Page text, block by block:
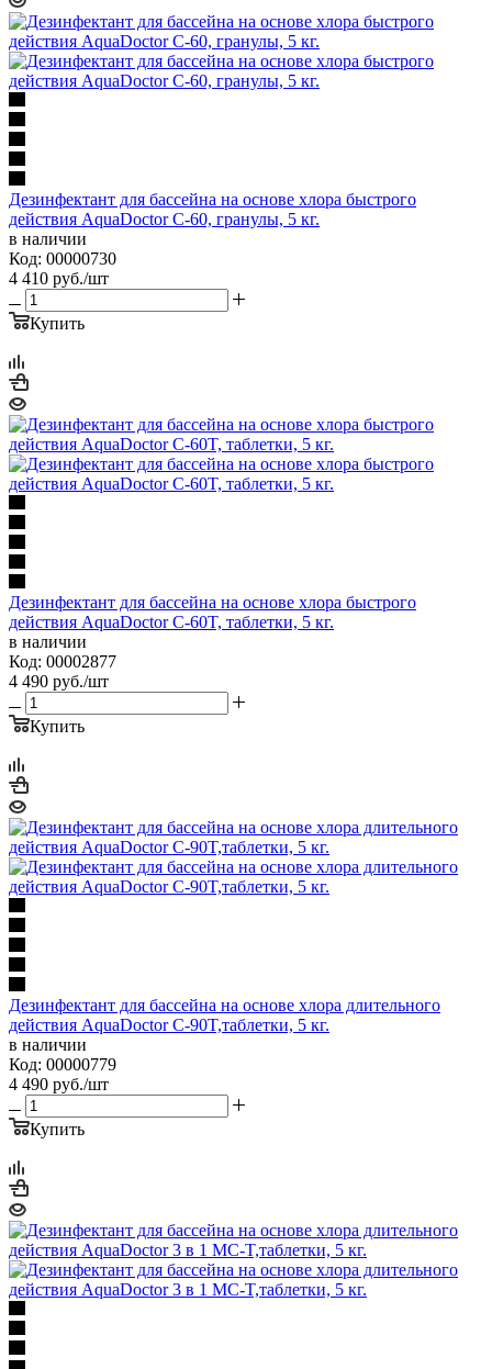
Дезинфектант для бассейна на основе хлора быстрого
действия AquaDoctor C-60, гранулы, 5 кг.
в наличии
Код: 00000730
4 410 руб./шт
Купить
Дезинфектант для бассейна на основе хлора быстрого
действия AquaDoctor C-60T, таблетки, 5 кг.
в наличии
Код: 00002877
4 490 руб./шт
Купить
Дезинфектант для бассейна на основе хлора длительного
действия AquaDoctor C-90T,таблетки, 5 кг.
в наличии
Код: 00000779
4 490 руб./шт
Купить